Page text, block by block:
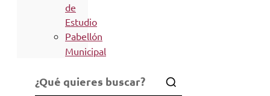
de
Estudio
Pabellón
Municipal